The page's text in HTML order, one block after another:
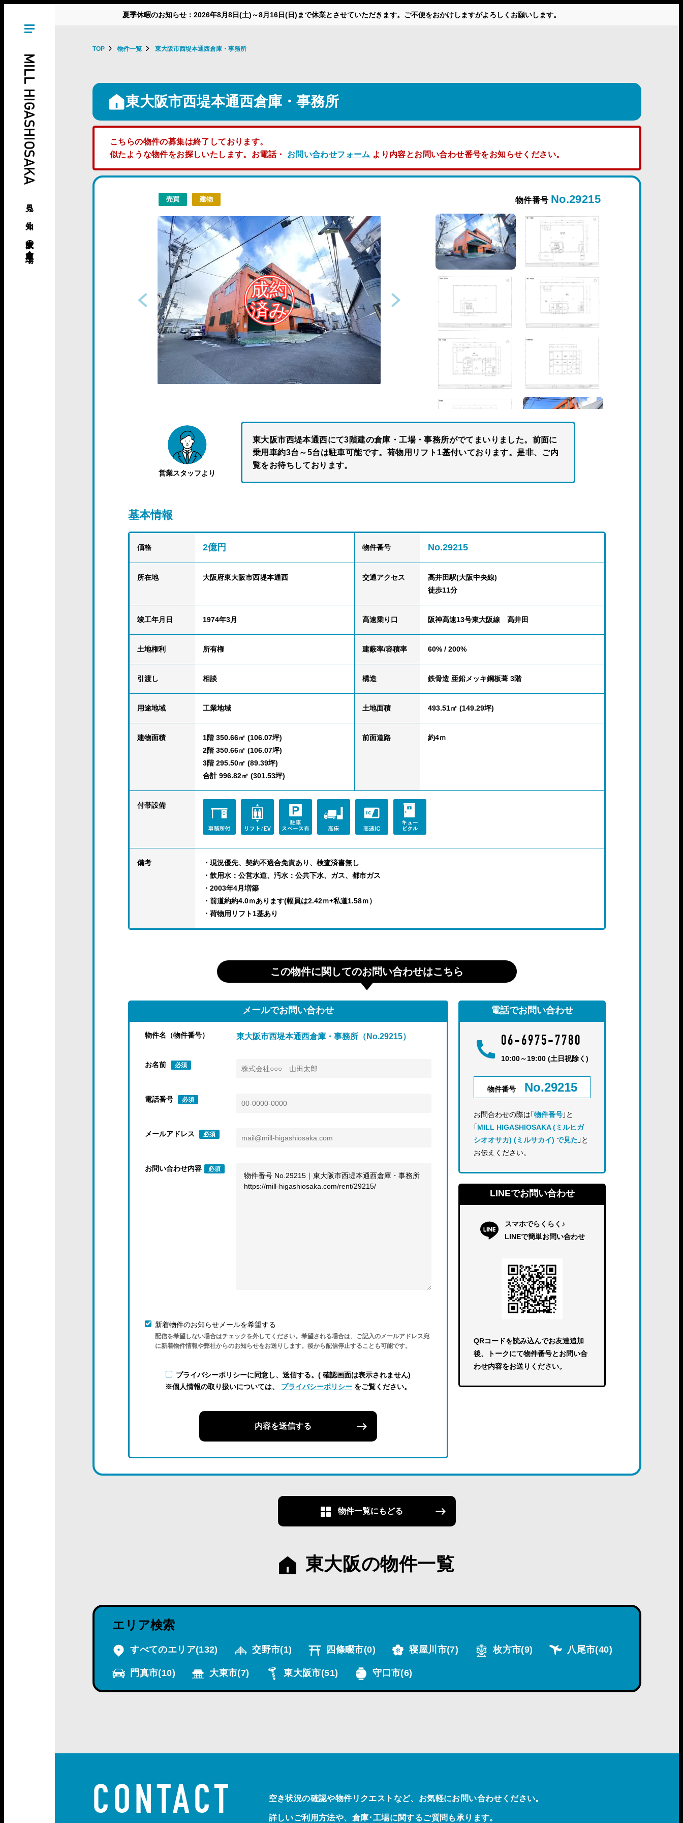
夏季休暇のお知らせ：2026年8月8日(土)～8月16日(日)まで休業とさせていただきます。ご不便をおかけしますがよろしくお願いします。
MILL HIGASHIOSAKA
見る、知る、東大阪の倉庫･工場
TOP 物件一覧 東大阪市西堤本通西倉庫・事務所
東大阪市西堤本通西倉庫・事務所
こちらの物件の募集は終了しております。
似たような物件をお探しいたします。お電話・ お問い合わせフォーム より内容とお問い合わせ番号をお知らせください。
売買 建物 物件番号 No.29215
営業スタッフより
東大阪市西堤本通西にて3階建の倉庫・工場・事務所がでてまいりました。前面に
乗用車約3台～5台は駐車可能です。荷物用リフト1基付いております。是非、ご内
覧をお待ちしております。
基本情報
価格 2億円 物件番号 No.29215
所在地 大阪府東大阪市西堤本通西 交通アクセス
高井田駅(大阪中央線)
徒歩11分
竣工年月日 1974年3月 高速乗り口 阪神高速13号東大阪線 高井田
土地権利 所有権 建蔽率/容積率 60% / 200%
引渡し 相談 構造 鉄骨造 亜鉛メッキ鋼板葺 3階
用途地域 工業地域 土地面積 493.51㎡ (149.29坪)
建物面積
1階 350.66㎡ (106.07坪)
2階 350.66㎡ (106.07坪)
3階 295.50㎡ (89.39坪)
合計 996.82㎡ (301.53坪)
前面道路 約4ｍ
付帯設備
備考
・現況優先、契約不適合免責あり、検査済書無し
・飲用水：公営水道、汚水：公共下水、ガス、都市ガス
・2003年4月増築
・前道約約4.0ｍあります(幅員は2.42ｍ+私道1.58ｍ）
・荷物用リフト1基あり
この物件に関してのお問い合わせはこちら
メールでお問い合わせ
物件名（物件番号） 東大阪市西堤本通西倉庫・事務所（No.29215）
お名前 必須
電話番号 必須
メールアドレス 必須
お問い合わせ内容 必須
新着物件のお知らせメールを希望する
配信を希望しない場合はチェックを外してください。希望される場合は、ご記入のメールアドレス宛
に新着物件情報や弊社からのお知らせをお送りします。後から配信停止することも可能です。
プライバシーポリシーに同意し、送信する。( 確認画面は表示されません)
※個人情報の取り扱いについては、
プライバシーポリシー をご覧ください。
内容を送信する
電話でお問い合わせ
06-6975-7780
10:00～19:00 (土日祝除く)
物件番号 No.29215
お問合わせの際は｢ 物件番号 ｣と
MILL HIGASHIOSAKA (ミルヒガ
シオオサカ) (ミルサカイ) で見た ｣と
お伝えください。
LINEでお問い合わせ
スマホでらくらく♪
LINEで簡単お問い合わせ
QRコードを読み込んでお友達追加
後、トークにて物件番号とお問い合
わせ内容をお送りください。
物件一覧にもどる
東大阪の物件一覧
エリア検索
すべてのエリア(132) 交野市(1) 四條畷市(0) 寝屋川市(7) 枚方市(9) 八尾市(40)
門真市(10) 大東市(7) 東大阪市(51) 守口市(6)
CONTACT 空き状況の確認や物件リクエストなど、お気軽にお問い合わせください。
詳しいご利用方法や、倉庫･工場に関するご質問も承ります。